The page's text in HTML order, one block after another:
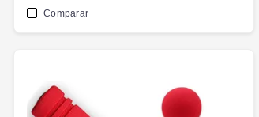
Comparar